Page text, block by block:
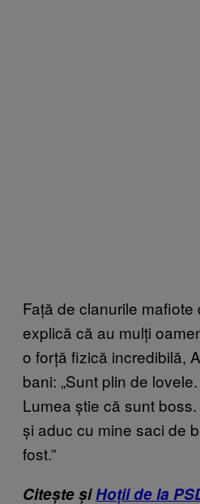
Față de clanurile mafiote
explică că au mulți
o forță fizică incredibilă,
bani: „Sunt plin de
Lumea știe că sunt
și aduc cu mine saci de
fost.”
Citește șiHoții de la